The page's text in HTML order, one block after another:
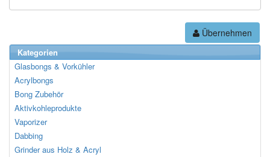
Übernehmen
Kategorien
Glasbongs & Vorkühler
Acrylbongs
Bong Zubehör
Aktivkohleprodukte
Vaporizer
Dabbing
Grinder aus Holz & Acryl